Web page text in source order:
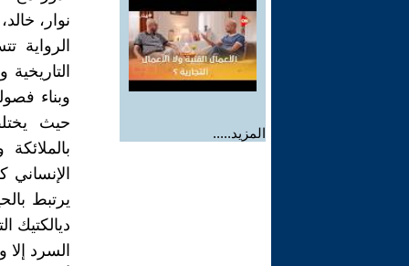
المزيد.....
نوار،
الرواية
وبناء
حيث
يرتبط
ديالكتيك
السرد